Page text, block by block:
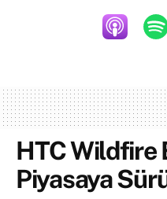
HTC Wildfire
Piyasaya